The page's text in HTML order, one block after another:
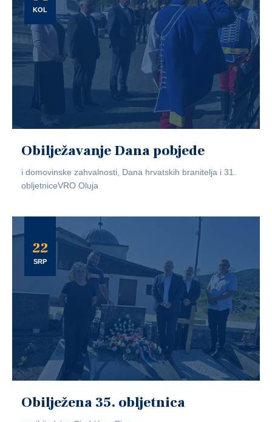
KOL
Obilježavanje Dana pobjede
i domovinske zahvalnosti, Dana hrvatskih branitelja i 31.
obljetniceVRO Oluja
22
SRP
Obilježena 35. obljetnica